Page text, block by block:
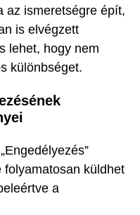
az ismeretségre épít,
is elvégzett
lehet, hogy nem
különbséget.
küldhet
a